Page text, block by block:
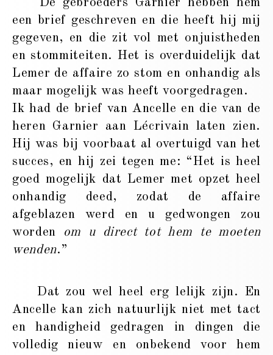
een brief geschreven en die heeft hij mij
gegeven, en die zit vol met onjuistheden
en stommiteiten. Het is overduidelijk dat
Lemer de affaire zo stom en onhandig als
maar mogelijk was heeft voorgedragen.
Ik had de brief van Ancelle en die van de
heren Garnier aan Lécrivain laten zien.
Hij was bij voorbaat al overtuigd van het
succes, en hij zei tegen me: “Het is heel
goed mogelijk dat Lemer met opzet heel
onhandig deed, zodat de affaire
afgeblazen werd en u gedwongen zou
worden
om u direct tot hem te moeten
wenden.”
Dat zou wel heel erg lelijk zijn. En
Ancelle kan zich natuurlijk niet met tact
en handigheid gedragen in dingen die
volledig nieuw en onbekend voor hem